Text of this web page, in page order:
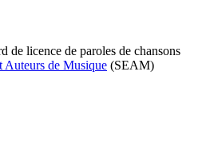
de licence de paroles de chansons
Auteurs de Musique (SEAM)